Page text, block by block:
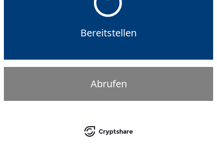
Bereitstellen
Abrufen